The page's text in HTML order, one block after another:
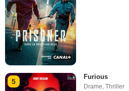
5
Furious
Drame,Thriller